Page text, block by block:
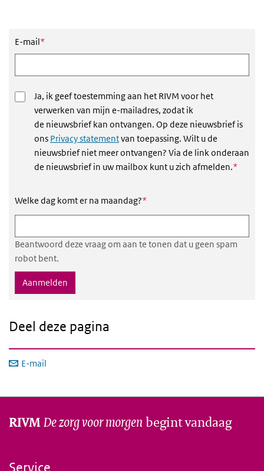
Nieuwsbrief aanmeldformulier
E-mail*Dit veld is verplicht
Ja, ik geef toestemming aan het RIVM voor het
verwerken van mijn e-mailadres, zodat ik
de nieuwsbrief kan ontvangen. Op deze nieuwsbrief is
ons Privacy statementvan toepassing. Wilt u de
nieuwsbrief niet meer ontvangen? Via de link onderaan
de nieuwsbrief in uw mailbox kunt u zich afmelden.*Dit
Welke dag komt er na maandag?*Dit veld is verplicht
Beantwoord deze vraag om aan te tonen dat u geen spam
robot bent.
Deel deze pagina
E-mail
RIVMDe zorg voor morgen begint vandaag
Service